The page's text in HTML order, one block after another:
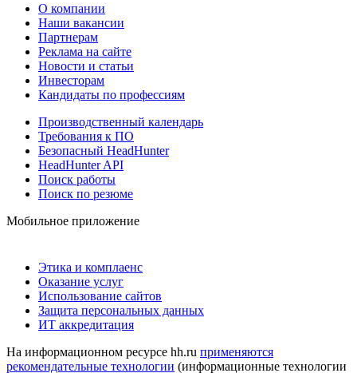
О компании
Наши вакансии
Партнерам
Реклама на сайте
Новости и статьи
Инвесторам
Кандидаты по профессиям
Производственный календарь
Требования к ПО
Безопасный HeadHunter
HeadHunter API
Поиск работы
Поиск по резюме
Мобильное приложение
Этика и комплаенс
Оказание услуг
Использование сайтов
Защита персональных данных
ИТ аккредитация
На информационном ресурсе hh.ru применяются
рекомендательные технологии (информационные технологии